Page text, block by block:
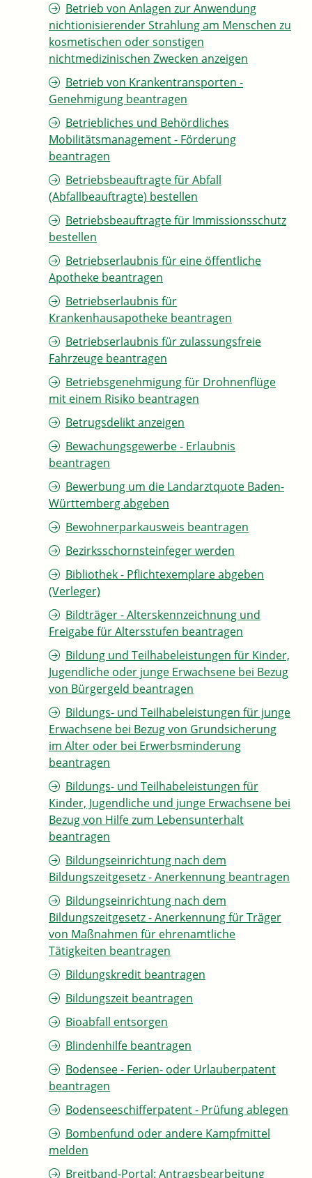
Betrieb von Anlagen zur Anwendung
nichtionisierender Strahlung am Menschen zu
kosmetischen oder sonstigen
nichtmedizinischen Zwecken anzeigen
Betrieb von Krankentransporten -
Genehmigung beantragen
Betriebliches und Behördliches
Mobilitätsmanagement - Förderung
beantragen
Betriebsbeauftragte für Abfall
(Abfallbeauftragte) bestellen
Betriebsbeauftragte für Immissionsschutz
bestellen
Betriebserlaubnis für eine öffentliche
Apotheke beantragen
Betriebserlaubnis für
Krankenhausapotheke beantragen
Betriebserlaubnis für zulassungsfreie
Fahrzeuge beantragen
Betriebsgenehmigung für Drohnenflüge
mit einem Risiko beantragen
Betrugsdelikt anzeigen
Bewachungsgewerbe - Erlaubnis
beantragen
Bewerbung um die Landarztquote Baden-
Württemberg abgeben
Bewohnerparkausweis beantragen
Bezirksschornsteinfeger werden
Bibliothek - Pflichtexemplare abgeben
(Verleger)
Bildträger - Alterskennzeichnung und
Freigabe für Altersstufen beantragen
Bildung und Teilhabeleistungen für Kinder,
Jugendliche oder junge Erwachsene bei Bezug
von Bürgergeld beantragen
Bildungs- und Teilhabeleistungen für junge
Erwachsene bei Bezug von Grundsicherung
im Alter oder bei Erwerbsminderung
beantragen
Bildungs- und Teilhabeleistungen für
Kinder, Jugendliche und junge Erwachsene bei
Bezug von Hilfe zum Lebensunterhalt
beantragen
Bildungseinrichtung nach dem
Bildungszeitgesetz - Anerkennung beantragen
Bildungseinrichtung nach dem
Bildungszeitgesetz - Anerkennung für Träger
von Maßnahmen für ehrenamtliche
Tätigkeiten beantragen
Bildungskredit beantragen
Bildungszeit beantragen
Bioabfall entsorgen
Blindenhilfe beantragen
Bodensee - Ferien- oder Urlauberpatent
beantragen
Bodenseeschifferpatent - Prüfung ablegen
Bombenfund oder andere Kampfmittel
melden
Breitband-Portal: Antragsbearbeitung